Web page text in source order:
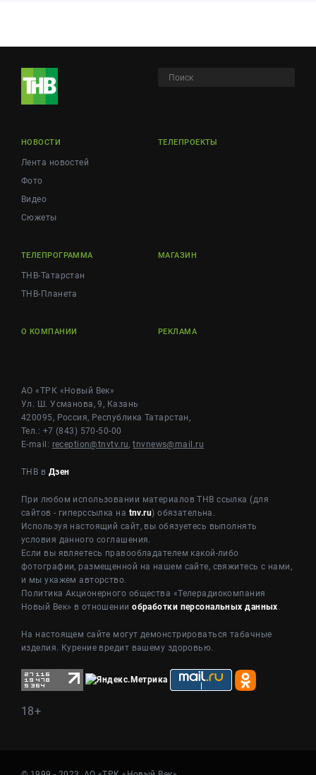
НОВОСТИ
Лента новостей
Фото
Видео
Сюжеты
ТЕЛЕПРОЕКТЫ
ТЕЛЕПРОГРАММА
ТНВ-Татарстан
ТНВ-Планета
МАГАЗИН
О КОМПАНИИ РЕКЛАМА
АО «ТРК «Новый Век»
Ул. Ш. Усманова, 9, Казань
420095, Россия, Республика Татарстан,
Тел.: +7 (843) 570-50-00
E-mail: reception@tnvtv.ru,tnvnews@mail.ru
ТНВ в Дзен
При любом использовании материалов ТНВ ссылка (для
сайтов - гиперссылка на tnv.ru) обязательна.
Используя настоящий сайт, вы обязуетесь выполнять
условия данного соглашения.
Если вы являетесь правообладателем какой-либо
фотографии, размещенной на нашем сайте, свяжитесь с нами,
и мы укажем авторство.
Политика Акционерного общества «Телерадиокомпания
Новый Век» в отношенииобработки персональных данных.
На настоящем сайте могут демонстрироваться табачные
изделия. Курение вредит вашему здоровью.
18+